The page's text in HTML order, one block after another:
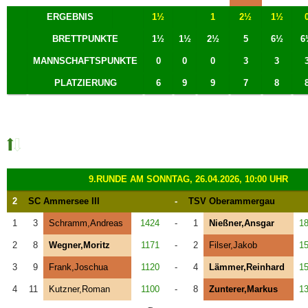
ERGEBNIS 1½ 1 2½ 1½
BRETTPUNKTE 1½ 1½ 2½ 5 6½
MANNSCHAFTSPUNKTE 0 0 0 3 3
PLATZIERUNG 6 9 9 7 8
9.RUNDE AM SONNTAG, 26.04.2026, 10:00 UHR
2 SC Ammersee III - TSV Oberammergau
1 3 Schramm,Andreas 1424 - 1 Nießner,Ansgar
2 8 Wegner,Moritz 1171 - 2 Filser,Jakob
3 9 Frank,Joschua 1120 - 4 Lämmer,Reinhard
4 11 Kutzner,Roman 1100 - 8 Zunterer,Markus